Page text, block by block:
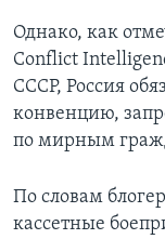
Однако, как
Conflict
СССР, Россия
конвенцию,
по мирным
По словам
кассетные